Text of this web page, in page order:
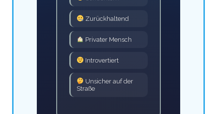
Zurückhaltend
Privater Mensch
Introvertiert
Unsicher auf der
Straße